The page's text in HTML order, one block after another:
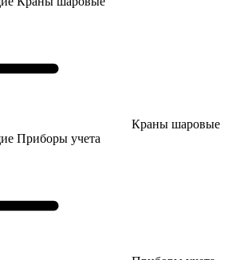
Краны шаровые
Приборы учета